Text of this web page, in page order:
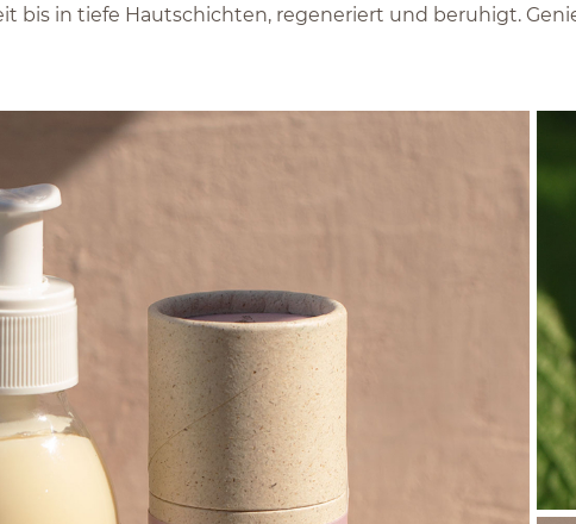
bis in tiefe Hautschichten, regeneriert und beruhigt.